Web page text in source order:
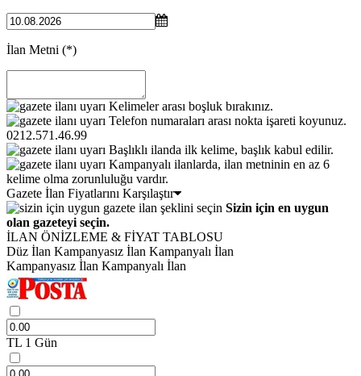
İlan Metni (*)
Kelimeler arası boşluk bırakınız.
Telefon numaraları arası nokta işareti koyunuz.
0212.571.46.99
Başlıklı ilanda ilk kelime, başlık kabul edilir.
Kampanyalı ilanlarda, ilan metninin en az 6
kelime olma zorunluluğu vardır.
Gazete İlan Fiyatlarını Karşılaştır
Sizin için en uygun
olan gazeteyi seçin.
İLAN ÖNİZLEME & FİYAT TABLOSU
Düz İlan Kampanyasız İlan Kampanyalı İlan
Kampanyasız İlan Kampanyalı İlan
TL 1 Gün